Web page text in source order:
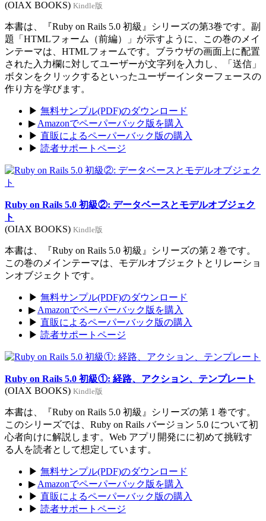
(OIAX BOOKS) Kindle版
本書は、『Ruby on Rails 5.0 初級』シリーズの第3巻です。副
題「HTMLフォーム（前編）」が示すように、この巻のメイ
ンテーマは、HTMLフォームです。ブラウザの画面上に配置
された入力欄に対してユーザーが文字列を入力し、「送信」
ボタンをクリックするといったユーザーインターフェースの
作り方を学びます。
▶ 無料サンプル(PDF)のダウンロード
▶ Amazonでペーパーバック版を購入
▶ 直販によるペーパーバック版の購入
▶ 読者サポートページ
Ruby on Rails 5.0 初級②: データベースとモデルオブジェク
ト
(OIAX BOOKS) Kindle版
本書は、『Ruby on Rails 5.0 初級』シリーズの第 2 巻です。
この巻のメインテーマは、モデルオブジェクトとリレーショ
ンオブジェクトです。
▶ 無料サンプル(PDF)のダウンロード
▶ Amazonでペーパーバック版を購入
▶ 直販によるペーパーバック版の購入
▶ 読者サポートページ
Ruby on Rails 5.0 初級①: 経路、アクション、テンプレート
(OIAX BOOKS) Kindle版
本書は、『Ruby on Rails 5.0 初級』シリーズの第 1 巻です。
このシリーズでは、Ruby on Rails バージョン 5.0 について初
心者向けに解説します。Web アプリ開発にに初めて挑戦す
る人を読者として想定しています。
▶ 無料サンプル(PDF)のダウンロード
▶ Amazonでペーパーバック版を購入
▶ 直販によるペーパーバック版の購入
▶ 読者サポートページ